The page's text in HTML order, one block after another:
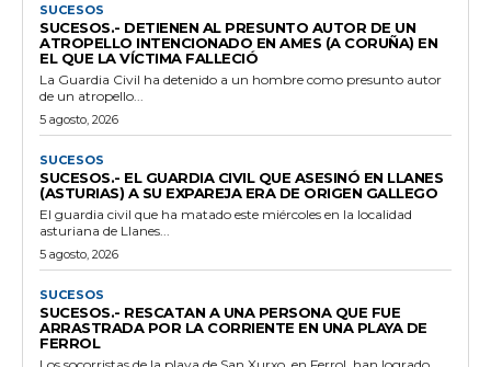
SUCESOS
SUCESOS.- DETIENEN AL PRESUNTO AUTOR DE UN
ATROPELLO INTENCIONADO EN AMES (A CORUÑA) EN
EL QUE LA VÍCTIMA FALLECIÓ
La Guardia Civil ha detenido a un hombre como presunto autor
de un atropello...
5 agosto, 2026
SUCESOS
SUCESOS.- EL GUARDIA CIVIL QUE ASESINÓ EN LLANES
(ASTURIAS) A SU EXPAREJA ERA DE ORIGEN GALLEGO
El guardia civil que ha matado este miércoles en la localidad
asturiana de Llanes...
5 agosto, 2026
SUCESOS
SUCESOS.- RESCATAN A UNA PERSONA QUE FUE
ARRASTRADA POR LA CORRIENTE EN UNA PLAYA DE
FERROL